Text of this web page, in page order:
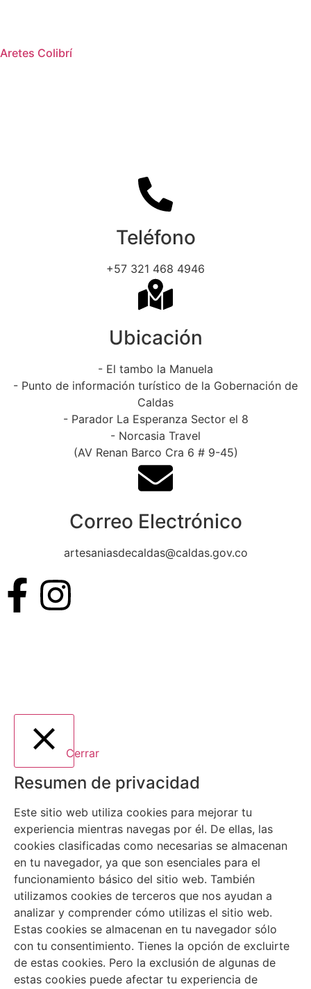
Aretes Colibrí
Teléfono
+57 321 468 4946
Ubicación
- El tambo la Manuela
- Punto de información turístico de la Gobernación de
Caldas
- Parador La Esperanza Sector el 8
- Norcasia Travel
(AV Renan Barco Cra 6 # 9-45)
Correo Electrónico
artesaniasdecaldas@caldas.gov.co
Cerrar
Resumen de privacidad
Este sitio web utiliza cookies para mejorar tu
experiencia mientras navegas por él. De ellas, las
cookies clasificadas como necesarias se almacenan
en tu navegador, ya que son esenciales para el
funcionamiento básico del sitio web. También
utilizamos cookies de terceros que nos ayudan a
analizar y comprender cómo utilizas el sitio web.
Estas cookies se almacenan en tu navegador sólo
con tu consentimiento. Tienes la opción de excluirte
de estas cookies. Pero la exclusión de algunas de
estas cookies puede afectar tu experiencia de